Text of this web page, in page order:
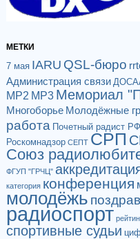
МЕТКИ
7 мая IARU QSL-бюро
Администрация связи
МР2 МР3 Мемориал
Многоборье Молодёжные
работа Почетный радист РФ
Роскомнадзор СЕПТ СРП
Союз
ФГУП "ГРЧЦ"
категория конференция
молодёжь
радиоспорт
спортивные судьи